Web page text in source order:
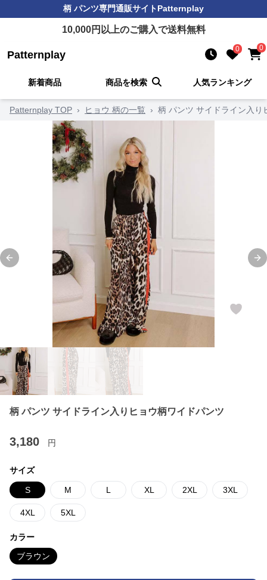
柄 パンツ専門通販サイトPatternplay
10,000円以上のご購入で送料無料
Patternplay 0 0
新着商品 商品を検索 人気ランキング
Patternplay TOP › ヒョウ 柄の一覧 › 柄 パンツ サイドライン入り
Previous slide
柄 パンツ サイドライン入りヒョウ柄ワイドパンツ
3,180 円
サイズ
S M L XL 2XL 3XL
4XL 5XL
カラー
ブラウン